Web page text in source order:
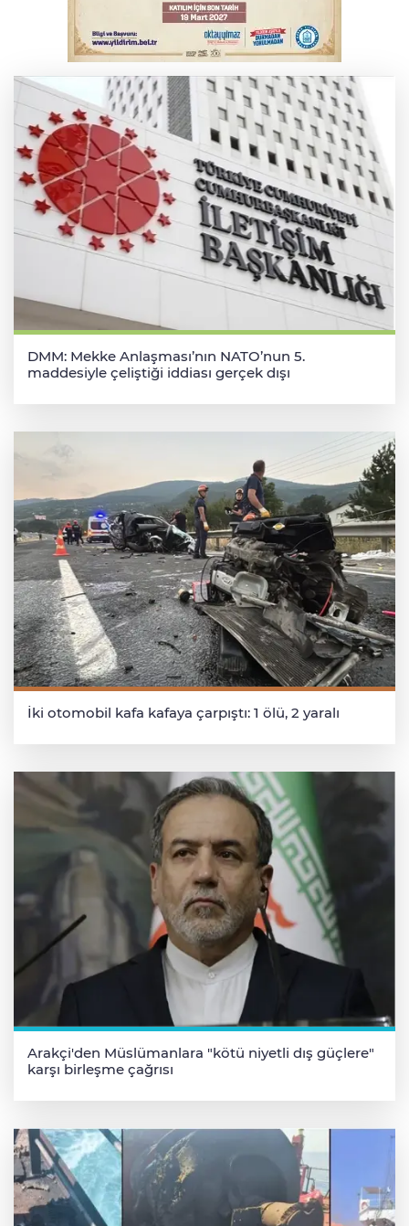
Osmangazi’de iş arayanlara destek
DMM: Mekke Anlaşması’nın NATO’nun 5.
maddesiyle çeliştiği iddiası gerçek dışı
İki otomobil kafa kafaya çarpıştı: 1 ölü, 2 yaralı
Arakçi'den Müslümanlara "kötü niyetli dış güçlere"
karşı birleşme çağrısı